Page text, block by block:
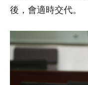
後，會適時交代。